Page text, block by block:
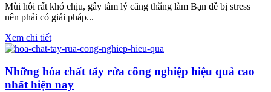
Mùi hôi rất khó chịu, gây tâm lý căng thẳng làm Bạn dễ bị stress
nên phải có giải pháp...
Xem chi tiết
Những hóa chất tẩy rửa công nghiệp hiệu quả cao
nhất hiện nay